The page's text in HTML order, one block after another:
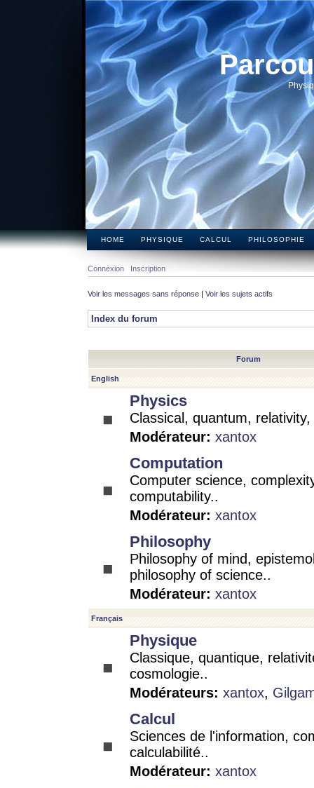
HOME PHYSIQUE CALCUL PHILOSOPHIE
Connexion Inscription
Voir les messages sans réponse | Voir les sujets actifs
Index du forum
Forum
English
Physics
Classical, quantum,
Modérateur: xantox
Computation
Computer science,
computability..
Modérateur: xantox
Philosophy
Philosophy of mind,
philosophy of science..
Modérateur: xantox
Français
Physique
Classique, quantique,
cosmologie..
Modérateurs: xantox,
Calcul
Sciences de l'information,
calculabilité..
Modérateur: xantox